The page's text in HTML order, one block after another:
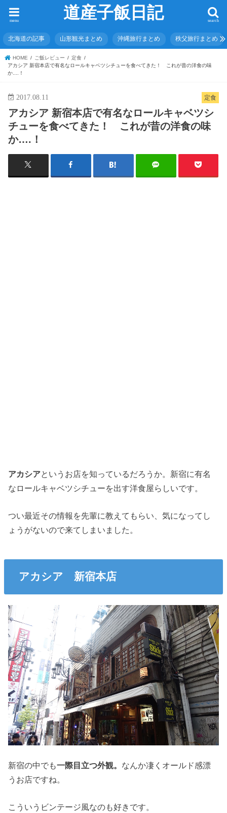
道産子飯日記 search
menu
北海道の記事 山形観光まとめ 沖縄旅行まとめ 秩父旅行まとめ
HOME ご飯レビュー
定食
アカシア 新宿本店で有名なロールキャベツシチューを食べてきた！ これが昔の洋食の味
か....！
定食
2017.08.11
アカシア 新宿本店で有名なロールキャベツシ
チューを食べてきた！ これが昔の洋食の味
か….！
アカシアというお店を知っているだろうか。新宿に有名
なロールキャベツシチューを出す洋食屋らしいです。
つい最近その情報を先輩に教えてもらい、気になってし
ょうがないので来てしまいました。
アカシア 新宿本店
新宿の中でも一際目立つ外観。 なんか凄くオールド感漂
うお店ですね。
こういうビンテージ風なのも好きです。